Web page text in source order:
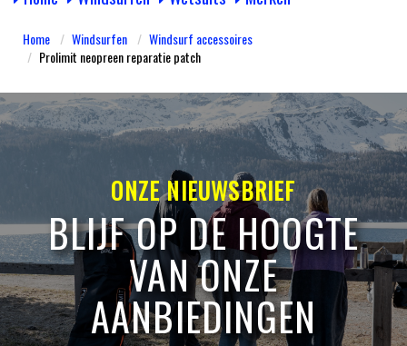
Home Windsurfen
Windsurf accessoires
Prolimit neopreen reparatie patch
ONZE NIEUWSBRIEF
BLIJF OP DE HOOGTE
VAN ONZE
AANBIEDINGEN